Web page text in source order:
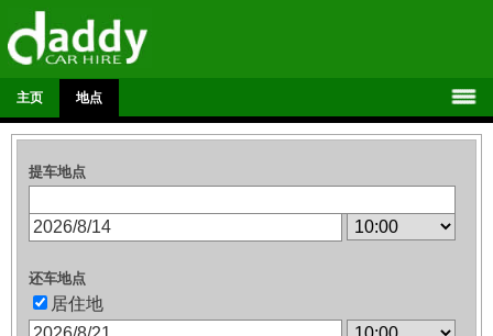
主页 地点
提车地点
还车地点
居住地